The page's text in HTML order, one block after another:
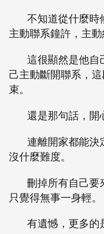
不知道從什麼時
主動聯系鐘許，主動
這很顯然是他自
己主動斷開聯系，
束。
還是那句話，開
連離開家都能決
沒什麼難度。
刪掉所有自己要
只覺得無事一身輕。
有遺憾，更多的